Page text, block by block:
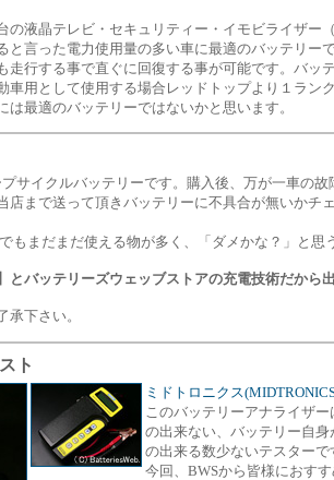
液晶テレビ・セキュリティー・イモビライザー
言った電力使用量の多い車に最適のバッテリーで
走行する事で直ぐに回復する事が可能です。バッ
用として使用する場合レッドトップより１ラン
最適のバッテリーではないかと思います。
サイクルバッテリーです。購入後、万が一車の
店まで送って頂きバッテリーに不具合が無いかチ
もまだまだ使える物が多く、「ダメかな？」と思
とバッテリーズウェッブストアの充電技術だから
下さい。
ト
ミドトロニクス
このバッテリーアナライザ
の出来ない、バッテリー自
の出来る数少ないテスターで
今回、BWSから皆様におす